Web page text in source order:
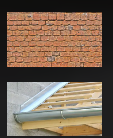
démoussage de
toiture 39
Jura
Pose de
Chéneau 39
Jura